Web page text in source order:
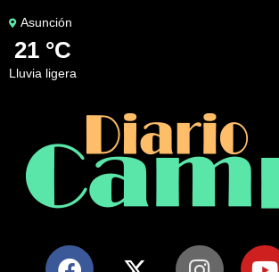
Asunción
21 °C
lluvia ligera